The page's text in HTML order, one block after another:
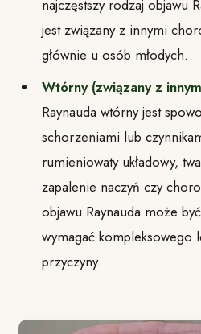
najczęstszy rodzaj objawu
jest związany z innymi
głównie u osób młodych.
Wtórny (związany z
Raynauda wtórny jest
schorzeniami lub
rumieniowaty układowy,
zapalenie naczyń czy
objawu Raynauda może
wymagać kompleksowego
przyczyny.